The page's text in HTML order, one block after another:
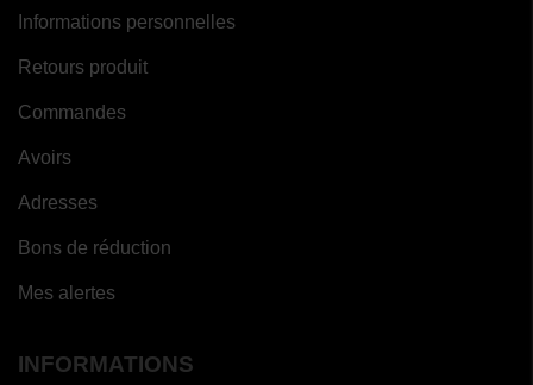
Informations personnelles
Retours produit
Commandes
Avoirs
Adresses
Bons de réduction
Mes alertes
INFORMATIONS